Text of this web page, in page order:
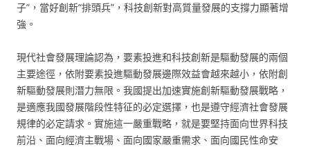
子”，當好創新“排頭兵”，科技創新對高質量發展的支撐力顯著增
強。
現代社會發展理論認為，要素投進和科技創新是驅動發展的兩個
主要途徑，依附要素投進驅動發展邊際效益會越來越小，依附創
新驅動發展則潛力無限。我國提出加速實施創新驅動發展戰略，
是適應我國發展階段性特征的必定選擇，也是遵守經濟社會發展
規律的必定請求。實施這一嚴重戰略，就是要堅持面向世界科技
前沿、面向經濟主戰場、面向國家嚴重需求、面向國民性命安